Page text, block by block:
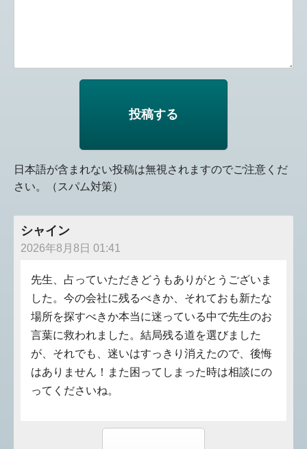
日本語が含まれない投稿は無視されますのでご注意くだ
さい。（スパム対策）
シャイン
2026年8月8日 01:41
先生、占っていただきどうもありがとうございま
した。今の会社に残るべきか、それておも新たな
場所を探すべきか本当に迷っている中で先生のお
言葉に救われました。結局残る道を選びました
が、それでも、迷いはすっきり消えたので、後悔
はありません！また困ってしまった時は相談にの
ってくださいね。